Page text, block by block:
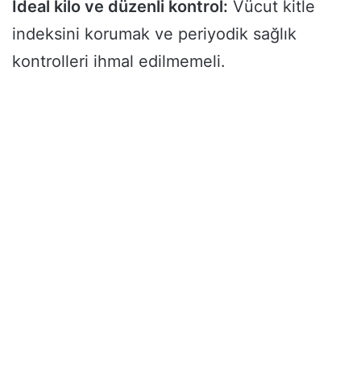
İdeal kilo ve düzenli kontrol: Vücut kitle
indeksini korumak ve periyodik sağlık
kontrolleri ihmal edilmemeli.